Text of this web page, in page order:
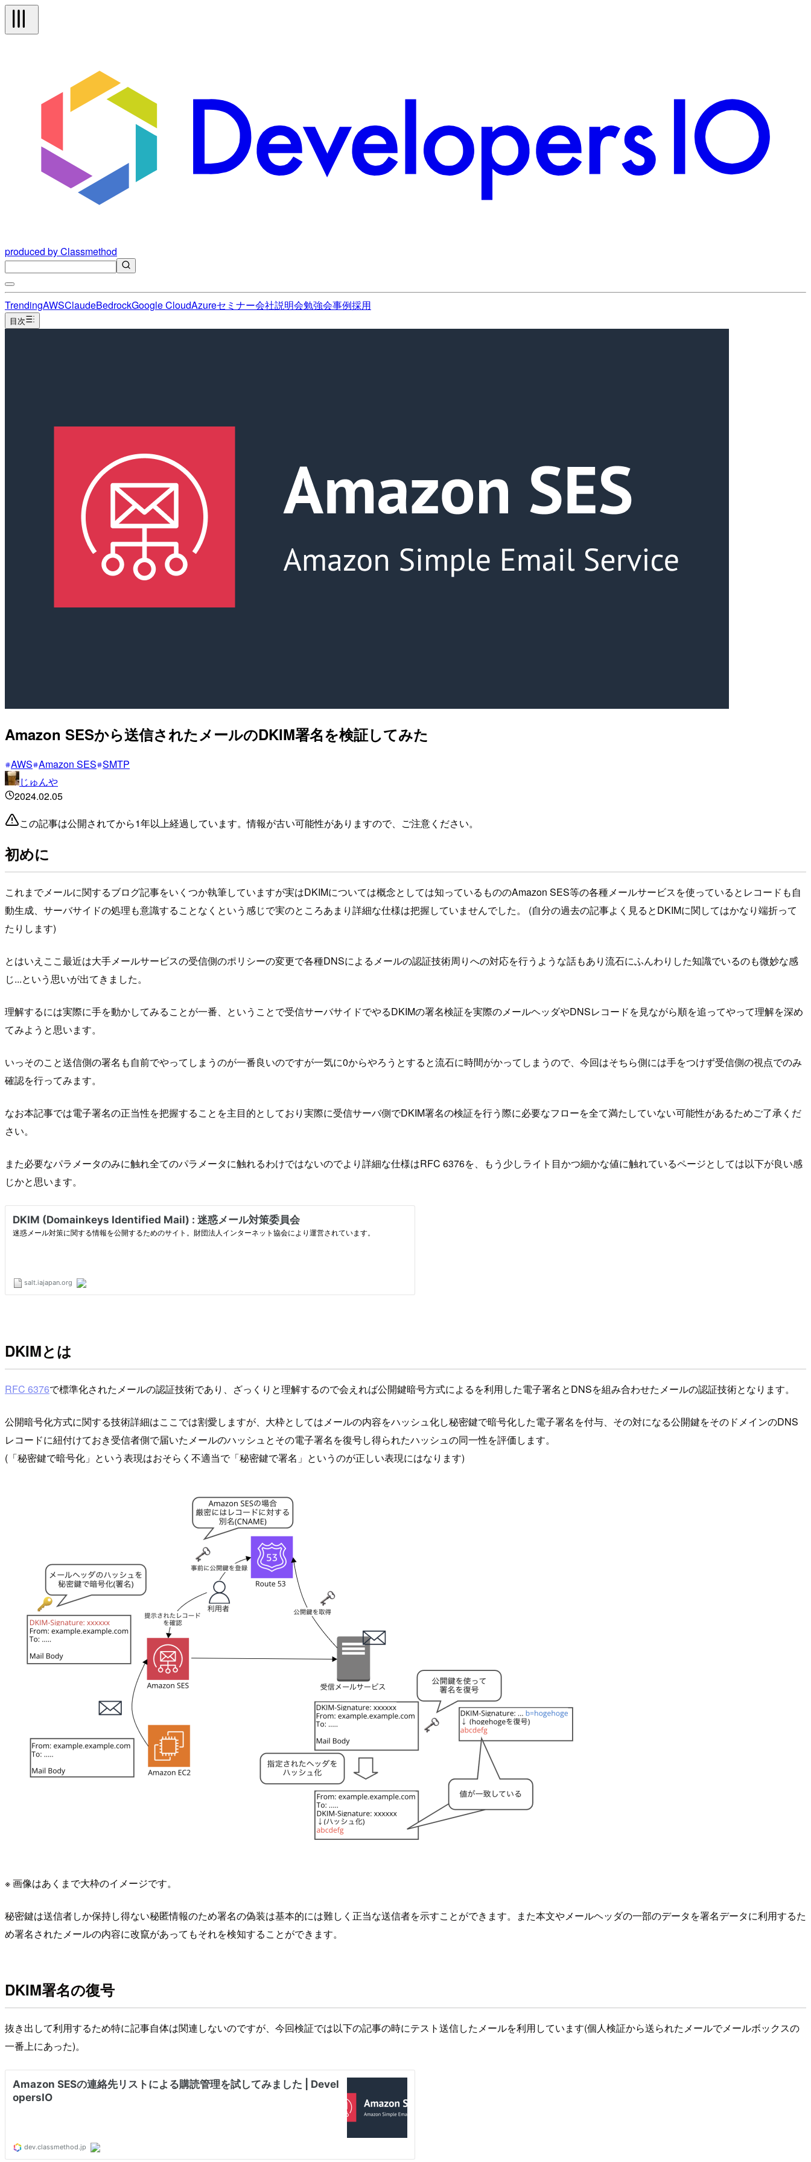
produced by Classmethod
TrendingAWSClaudeBedrockGoogle CloudAzureセミナー会社説明会勉強会事例採用
目次
Amazon SESから送信されたメールのDKIM署名を検証してみた
AWS Amazon SES SMTP
じゅんや
2024.02.05
この記事は公開されてから1年以上経過しています。情報が古い可能性がありますので、ご注意ください。
初めに
これまでメールに関するブログ記事をいくつか執筆していますが実はDKIMについては概念としては知っているもののAmazon SES等の各種メールサービスを使っているとレコードも自
動生成、サーバサイドの処理も意識することなくという感じで実のところあまり詳細な仕様は把握していませんでした。 (自分の過去の記事よく見るとDKIMに関してはかなり端折って
たりします)
とはいえここ最近は大手メールサービスの受信側のポリシーの変更で各種DNSによるメールの認証技術周りへの対応を行うような話もあり流石にふんわりした知識でいるのも微妙な感
じ...という思いが出てきました。
理解するには実際に手を動かしてみることが一番、ということで受信サーバサイドでやるDKIMの署名検証を実際のメールヘッダやDNSレコードを見ながら順を追ってやって理解を深め
てみようと思います。
いっそのこと送信側の署名も自前でやってしまうのが一番良いのですが一気に0からやろうとすると流石に時間がかってしまうので、今回はそちら側には手をつけず受信側の視点でのみ
確認を行ってみます。
なお本記事では電子署名の正当性を把握することを主目的としており実際に受信サーバ側でDKIM署名の検証を行う際に必要なフローを全て満たしていない可能性があるためご了承くだ
さい。
また必要なパラメータのみに触れ全てのパラメータに触れるわけではないのでより詳細な仕様はRFC 6376を、もう少しライト目かつ細かな値に触れているページとしては以下が良い感
じかと思います。
DKIMとは
RFC 6376で標準化されたメールの認証技術であり、ざっくりと理解するので会えれば公開鍵暗号方式によるを利用した電子署名とDNSを組み合わせたメールの認証技術となります。
公開暗号化方式に関する技術詳細はここでは割愛しますが、大枠としてはメールの内容をハッシュ化し秘密鍵で暗号化した電子署名を付与、その対になる公開鍵をそのドメインのDNS
レコードに紐付けておき受信者側で届いたメールのハッシュとその電子署名を復号し得られたハッシュの同一性を評価します。
(「秘密鍵で暗号化」という表現はおそらく不適当で「秘密鍵で署名」というのが正しい表現にはなります)
※ 画像はあくまで大枠のイメージです。
秘密鍵は送信者しか保持し得ない秘匿情報のため署名の偽装は基本的には難しく正当な送信者を示すことができます。また本文やメールヘッダの一部のデータを署名データに利用するた
め署名されたメールの内容に改竄があってもそれを検知することができます。
DKIM署名の復号
抜き出して利用するため特に記事自体は関連しないのですが、今回検証では以下の記事の時にテスト送信したメールを利用しています(個人検証から送られたメールでメールボックスの
一番上にあった)。